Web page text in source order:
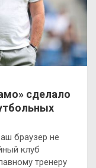
сделало
браузер не
клуб
тренеру